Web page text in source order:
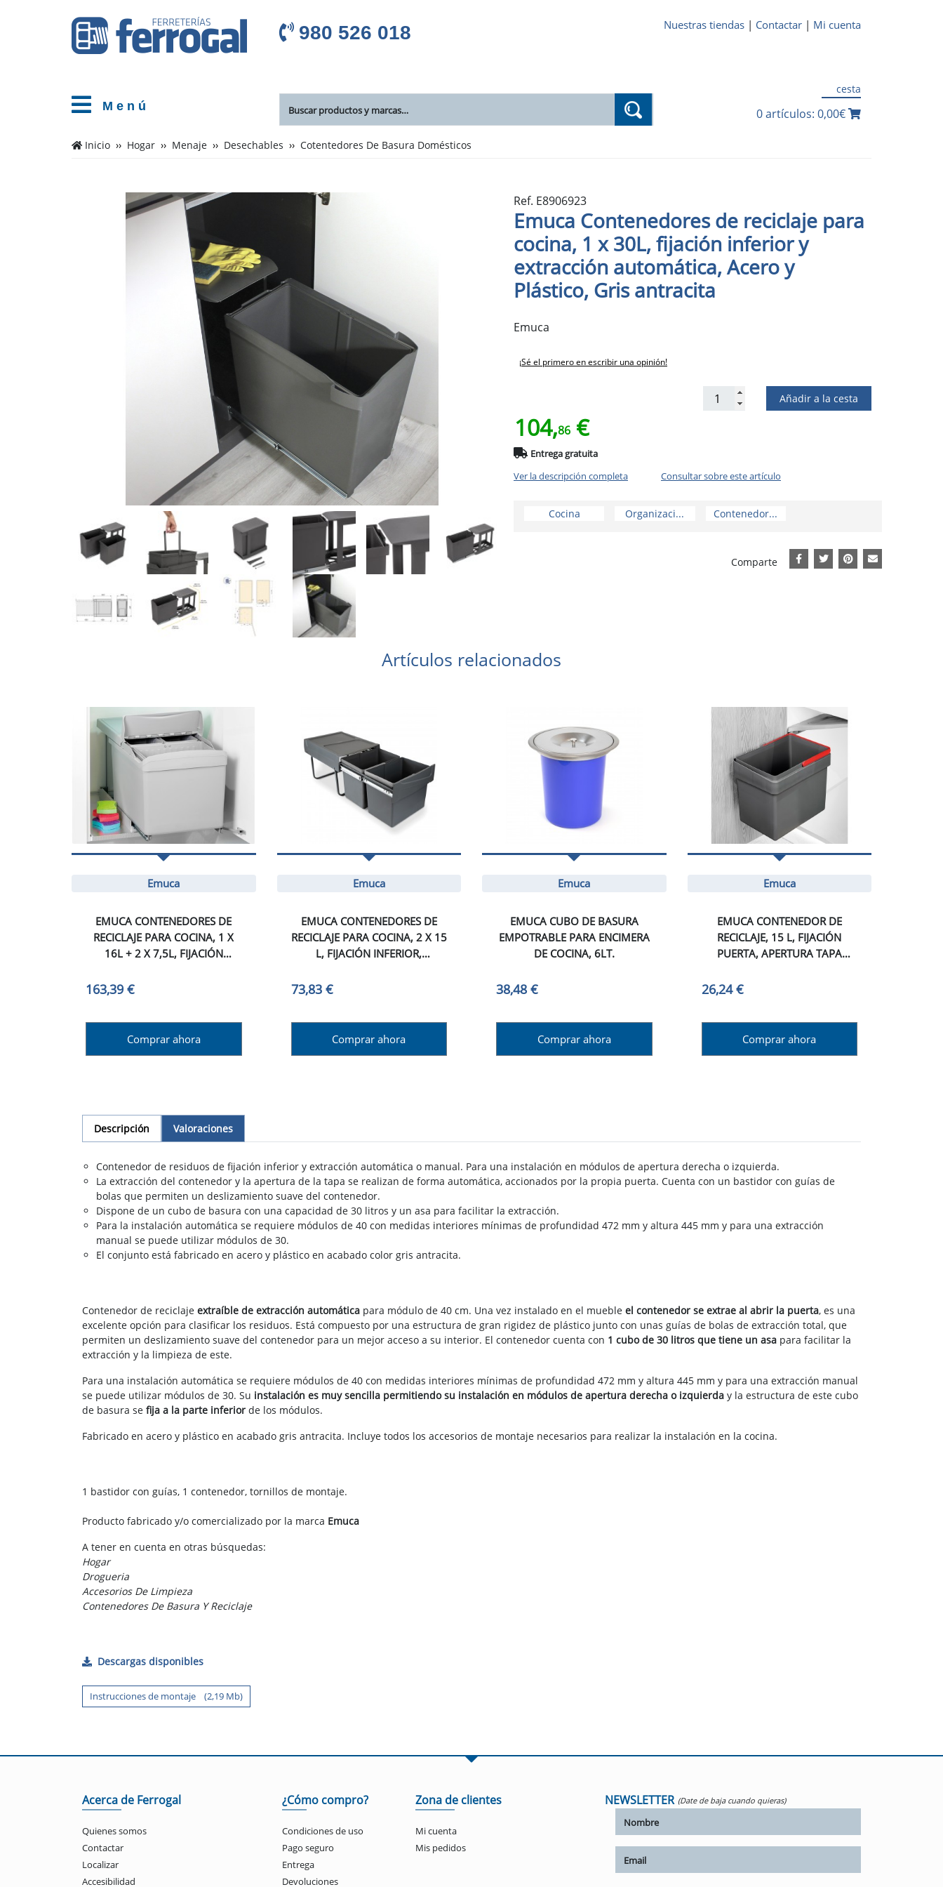
M e n ú
980 526 018 Nuestras tiendas | Contactar | Mi cuenta
cesta
0 artículos: 0,00€
Inicio Hogar Menaje Desechables Cotentedores De Basura Domésticos
Ref. E8906923
Emuca Contenedores de reciclaje para
cocina, 1 x 30L, fijación inferior y
extracción automática, Acero y
Plástico, Gris antracita
Emuca
¡Sé el primero en escribir una opinión!
Añadir a la cesta
104,86 €
Entrega gratuita
Ver la descripción completa
Consultar sobre este artículo
Cocina Organizaci... Contenedor...
Comparte
Artículos relacionados
Emuca
EMUCA CONTENEDORES DE
RECICLAJE PARA COCINA, 1 X
16L + 2 X 7,5L, FIJACIÓN
AUTOMÁTICA, PLÁSTICO GRIS.
163,39 €
Comprar ahora
Emuca
EMUCA CONTENEDORES DE
RECICLAJE PARA COCINA, 2 X 15
L, FIJACIÓN INFERIOR,
Y PLÁSTICO, GRIS ANTRACITA.
73,83 €
Comprar ahora
Emuca
EMUCA CUBO DE BASURA
EMPOTRABLE PARA ENCIMERA
DE COCINA, 6LT.
38,48 €
Comprar ahora
Emuca
EMUCA CONTENEDOR DE
RECICLAJE, 15 L, FIJACIÓN
PUERTA, APERTURA TAPA
26,24 €
Comprar ahora
Descripción Valoraciones
Contenedor de residuos de fijación inferior y extracción automática o manual. Para una instalación en módulos de apertura derecha o izquierda.
La extracción del contenedor y la apertura de la tapa se realizan de forma automática, accionados por la propia puerta. Cuenta con un bastidor con guías de
bolas que permiten un deslizamiento suave del contenedor.
Dispone de un cubo de basura con una capacidad de 30 litros y un asa para facilitar la extracción.
Para la instalación automática se requiere módulos de 40 con medidas interiores mínimas de profundidad 472 mm y altura 445 mm y para una extracción
manual se puede utilizar módulos de 30.
El conjunto está fabricado en acero y plástico en acabado color gris antracita.
Contenedor de reciclaje extraíble de extracción automática para módulo de 40 cm. Una vez instalado en el mueble el contenedor se extrae al abrir la puerta, es una
excelente opción para clasificar los residuos. Está compuesto por una estructura de gran rigidez de plástico junto con unas guías de bolas de extracción total, que
permiten un deslizamiento suave del contenedor para un mejor acceso a su interior. El contenedor cuenta con 1 cubo de 30 litros que tiene un asa para facilitar la
extracción y la limpieza de este.
Para una instalación automática se requiere módulos de 40 con medidas interiores mínimas de profundidad 472 mm y altura 445 mm y para una extracción manual
se puede utilizar módulos de 30. Su instalación es muy sencilla permitiendo su instalación en módulos de apertura derecha o izquierda y la estructura de este cubo
de basura se fija a la parte inferior de los módulos.
Fabricado en acero y plástico en acabado gris antracita. Incluye todos los accesorios de montaje necesarios para realizar la instalación en la cocina.
1 bastidor con guías, 1 contenedor, tornillos de montaje.
Producto fabricado y/o comercializado por la marca Emuca
A tener en cuenta en otras búsquedas:
Hogar
Drogueria
Accesorios De Limpieza
Contenedores De Basura Y Reciclaje
Descargas disponibles
Instrucciones de montaje (2,19 Mb)
Acerca de Ferrogal
Quienes somos
Contactar
Localizar
Accesibilidad
¿Cómo compro?
Condiciones de uso
Pago seguro
Entrega
Devoluciones
Zona de clientes
Mi cuenta
Mis pedidos
NEWSLETTER (Date de baja cuando quieras)